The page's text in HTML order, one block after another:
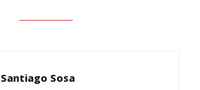
Santiago Sosa